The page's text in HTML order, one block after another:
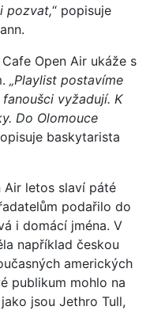
pozvat,“ popisuje
Open Air ukáže s
„Playlist postavíme
vyžadují. K
Do Olomouce
baskytarista
Air letos slaví páté
podařilo do
i domácí jména. V
například českou
amerických
publikum mohlo na
jsou Jethro Tull,